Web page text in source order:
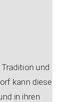
und
kann diese
in ihren